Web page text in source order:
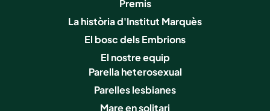
Premis
La història d'Institut Marquès
El bosc dels Embrions
El nostre equip
Parella heterosexual
Parelles lesbianes
Mare en solitari